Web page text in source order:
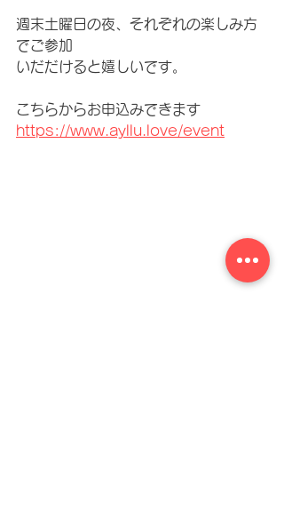
週末土曜日の夜、それぞれの楽しみ方
でご参加
いだだけると嬉しいです。
こちらからお申込みできます
https://www.ayllu.love/event